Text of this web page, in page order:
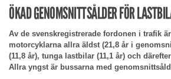
ÖKAD GENOMSNITTSÅLDER FÖR
Av de svenskregistrerade fordonen i trafik
motorcyklarna allra äldst (21,8 år i
(11,8 år), tunga lastbilar (11,1 år) och
Allra yngst är bussarna med